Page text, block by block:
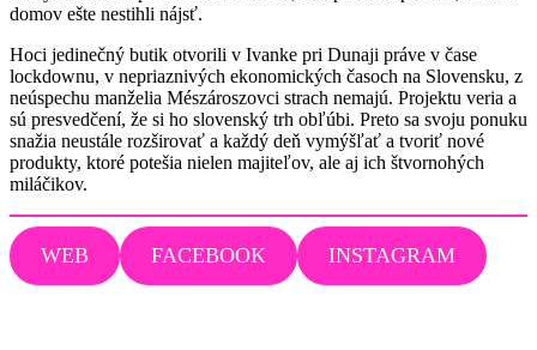
domov ešte nestihli nájsť.
Hoci jedinečný butik otvorili v Ivanke pri Dunaji práve v čase
lockdownu, v nepriaznivých ekonomických časoch na Slovensku, z
neúspechu manželia Mészároszovci strach nemajú. Projektu veria a
sú presvedčení, že si ho slovenský trh obľúbi. Preto sa svoju ponuku
snažia neustále rozširovať a každý deň vymýšľať a tvoriť nové
produkty, ktoré potešia nielen majiteľov, ale aj ich štvornohých
miláčikov.
WEB FACEBOOK INSTAGRAM